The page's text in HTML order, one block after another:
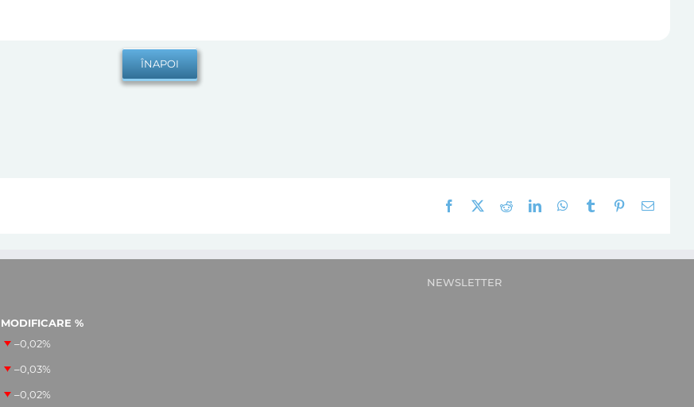
Facebook RedditLinkedInWhatsApp
Tumblr Pinterest
E-
MODIFICARE %
–0,02%
–0,03%
–0,02%
NEWSLETTER